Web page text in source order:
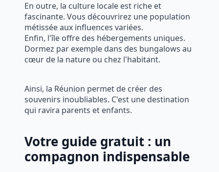
En outre, la culture locale est riche et
fascinante. Vous découvrirez une population
métissée aux influences variées.
Enfin, l'île offre des hébergements uniques.
Dormez par exemple dans des bungalows au
cœur de la nature ou chez l'habitant.
Ainsi, la Réunion permet de créer des
souvenirs inoubliables. C'est une destination
qui ravira parents et enfants.
Votre guide gratuit : un
compagnon indispensable